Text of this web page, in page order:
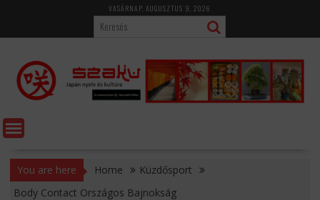
content
VASÁRNAP, AUGUSZTUS 9, 2026
You are here Home
Küzdősport
Body Contact Országos Bajnokság